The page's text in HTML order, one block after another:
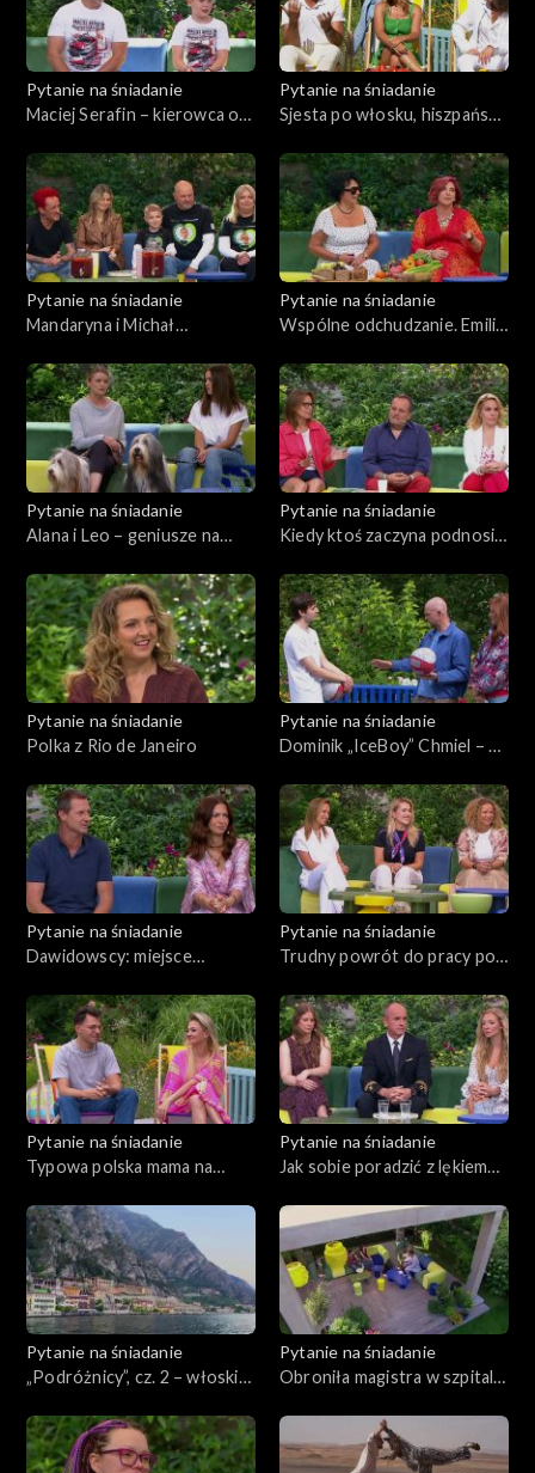
Pytanie na śniadanie
Maciej Serafin – kierowca od
wyścigów
Pytanie na śniadanie
Sjesta po włosku, hiszpańsku
Pytanie na śniadanie
Mandaryna i Michał
charytatywnej Szymonka
Pytanie na śniadanie
Wspólne odchudzanie. Emilia
zaprosiła do aktywności
synową
Pytanie na śniadanie
Alana i Leo – geniusze na
Pytanie na śniadanie
Kiedy ktoś zaczyna podnosić
Pytanie na śniadanie
Polka z Rio de Janeiro
Pytanie na śniadanie
Dominik „IceBoy” Chmiel – z
Pytanie na śniadanie
Dawidowscy: miejsce
Pytanie na śniadanie
Trudny powrót do pracy po
Pytanie na śniadanie
Typowa polska mama na
Pytanie na śniadanie
Jak sobie poradzić z lękiem
Pytanie na śniadanie
„Podróżnicy”, cz. 2 – włoskie
Markiewicz i Łukaszem
Nowickim
Pytanie na śniadanie
Obroniła magistra w szpitalu,